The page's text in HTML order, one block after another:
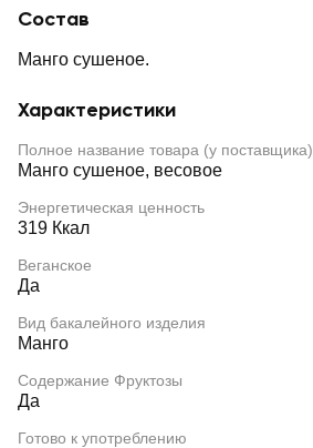
Состав
Манго сушеное.
Характеристики
Полное название товара (у поставщика)
Манго сушеное, весовое
Энергетическая ценность
319 Ккал
Веганское
Да
Вид бакалейного изделия
Манго
Содержание Фруктозы
Да
Готово к употреблению